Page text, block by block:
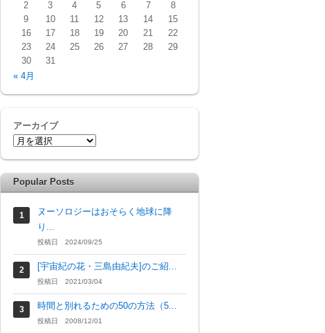
2
3 4 5 6 7
8
9
10 11 12 13 14
15
16
17 18 19 20 21
22
23
24 25 26 27 28
29
30
31
« 4月
アーカイブ
Popular Posts
ヌーソロジーはおそらく地球に降
り...
投稿日 2024/09/25
[宇宙紀の花・三島由紀夫]のご紹...
投稿日 2021/03/04
時間と別れるための50の方法（5...
投稿日 2008/12/01